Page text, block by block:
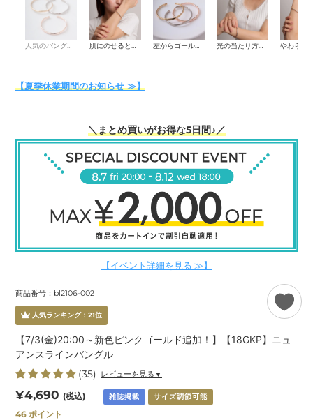
人気のバングルに新色が追加！ 肌にのせるとピンクの色味は控えめに見え、自然になじむカラーです。 左からゴールド・シルバー・ピンクゴールド。 光の当たり方や肌色によっては、ゴールドに近い印象に見える場合がございます。
【夏季休業期間のお知らせ ≫】
＼まとめ買いがお得な5日間♪／
【イベント詳細を見る ≫】
商品番号：bl2106-002
人気ランキング： 21位
【7/3(金)20:00～新色ピンクゴールド追加！】【18GKP】ニュ
アンスラインバングル
(35) レビューを見る▼
通
常
¥4,690 (税込) 雑誌掲載 サイズ調節可能
46 ポイント